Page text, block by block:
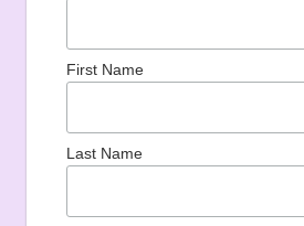
First Name
Last Name